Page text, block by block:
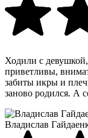
Ходили с
приветливы,
забиты икры и
заново родился. А
Владислав